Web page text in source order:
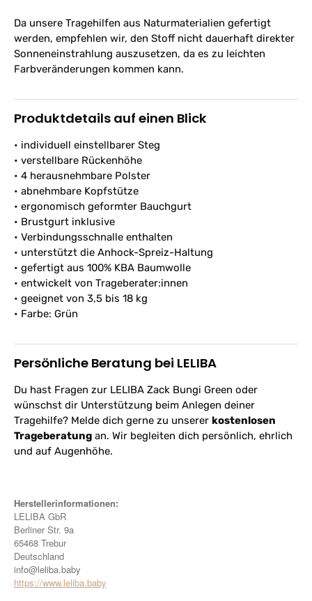
Da unsere Tragehilfen aus Naturmaterialien gefertigt
werden, empfehlen wir, den Stoff nicht dauerhaft direkter
Sonneneinstrahlung auszusetzen, da es zu leichten
Farbveränderungen kommen kann.
Produktdetails auf einen Blick
• individuell einstellbarer Steg
• verstellbare Rückenhöhe
• 4 herausnehmbare Polster
• abnehmbare Kopfstütze
• ergonomisch geformter Bauchgurt
• Brustgurt inklusive
• Verbindungsschnalle enthalten
• unterstützt die Anhock-Spreiz-Haltung
• gefertigt aus 100% KBA Baumwolle
• entwickelt von Trageberater:innen
• geeignet von 3,5 bis 18 kg
• Farbe: Grün
Persönliche Beratung bei LELIBA
Du hast Fragen zur LELIBA Zack Bungi Green oder
wünschst dir Unterstützung beim Anlegen deiner
Tragehilfe? Melde dich gerne zu unserer kostenlosen
Trageberatung an. Wir begleiten dich persönlich, ehrlich
und auf Augenhöhe.
Herstellerinformationen:
LELIBA GbR
Berliner Str. 9a
65468 Trebur
Deutschland
info@leliba.baby
https://www.leliba.baby